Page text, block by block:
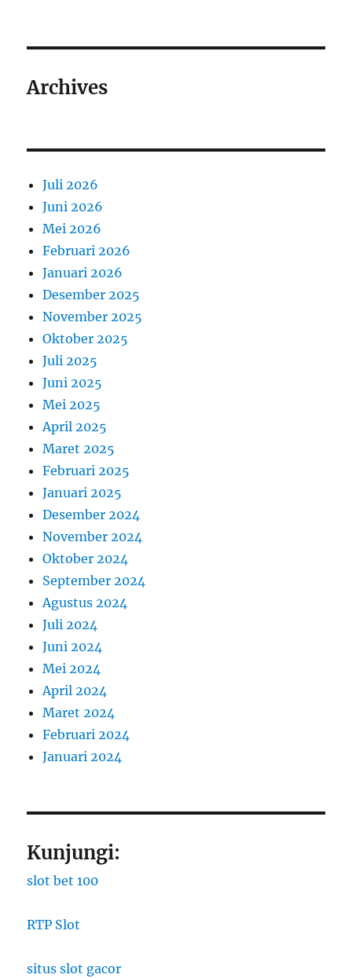
Archives
Juli 2026
Juni 2026
Mei 2026
Februari 2026
Januari 2026
Desember 2025
November 2025
Oktober 2025
Juli 2025
Juni 2025
Mei 2025
April 2025
Maret 2025
Februari 2025
Januari 2025
Desember 2024
November 2024
Oktober 2024
September 2024
Agustus 2024
Juli 2024
Juni 2024
Mei 2024
April 2024
Maret 2024
Februari 2024
Januari 2024
Kunjungi:
slot bet 100
RTP Slot
situs slot gacor